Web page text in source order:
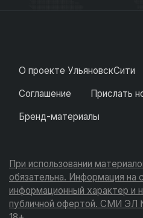
О проекте УльяновскСити
Соглашение
Прислать
Бренд-материалы
При использовании
обязательна. Информация на
информационный характер и
публичной офертой. СМИ